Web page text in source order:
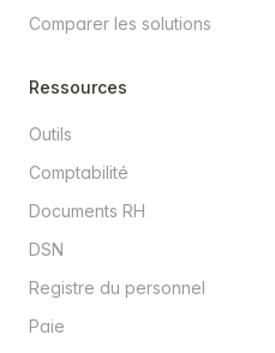
Comparer les solutions
Ressources
Outils
Comptabilité
Documents RH
DSN
Registre du personnel
Paie